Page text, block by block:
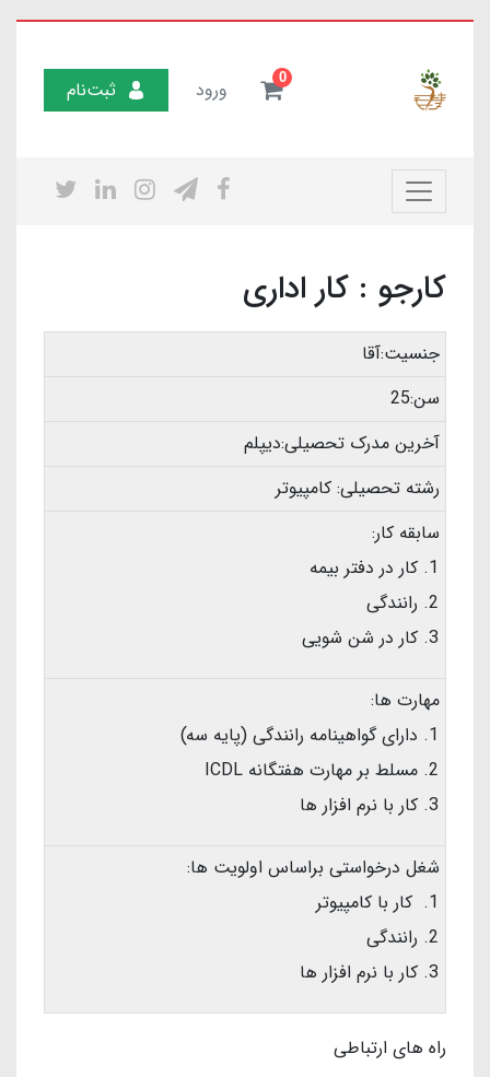
0 ورود ثبت‌نام
کارجو : کار اداری
جنسیت:آقا
سن:25
آخرین مدرک تحصیلی:دیپلم
رشته تحصیلی: کامپیوتر
سابقه کار:
کار در دفتر بیمه
رانندگی
کار در شن شویی
مهارت ها:
دارای گواهینامه رانندگی (پایه سه)
مسلط بر مهارت هفتگانه ICDL
کار با نرم افزار ها
شغل درخواستی براساس اولویت ها:
کار با کامپیوتر
رانندگی
کار با نرم افزار ها
راه های ارتباطی